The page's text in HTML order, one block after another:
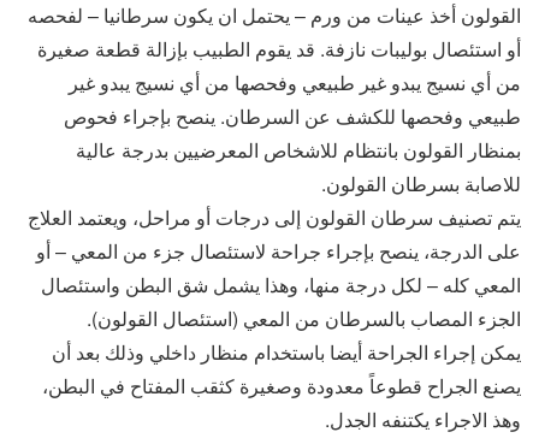
القولون أخذ عينات من ورم – يحتمل ان يكون سرطانيا – لفحصه
أو استئصال بوليبات نازفة. قد يقوم الطبيب بإزالة قطعة صغيرة
من أي نسيج يبدو غير طبيعي وفحصها من أي نسيج يبدو غير
طبيعي وفحصها للكشف عن السرطان. ينصح بإجراء فحوص
بمنظار القولون بانتظام للاشخاص المعرضيين بدرجة عالية
للاصابة بسرطان القولون.
يتم تصنيف سرطان القولون إلى درجات أو مراحل، ويعتمد العلاج
على الدرجة، ينصح بإجراء جراحة لاستئصال جزء من المعي – أو
المعي كله – لكل درجة منها، وهذا يشمل شق البطن واستئصال
الجزء المصاب بالسرطان من المعي (استئصال القولون).
يمكن إجراء الجراحة أيضا باستخدام منظار داخلي وذلك بعد أن
يصنع الجراح قطوعاً معدودة وصغيرة كثقب المفتاح في البطن،
وهذ الاجراء يكتنفه الجدل.